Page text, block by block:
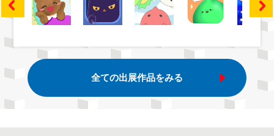
全ての出展作品をみる